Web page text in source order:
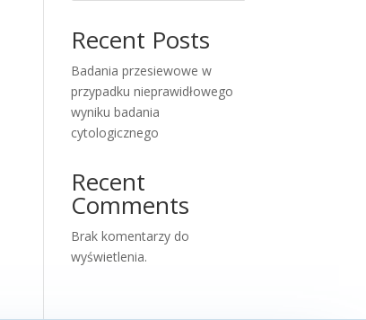
Recent Posts
Badania przesiewowe w
przypadku nieprawidłowego
wyniku badania
cytologicznego
Recent
Comments
Brak komentarzy do
wyświetlenia.